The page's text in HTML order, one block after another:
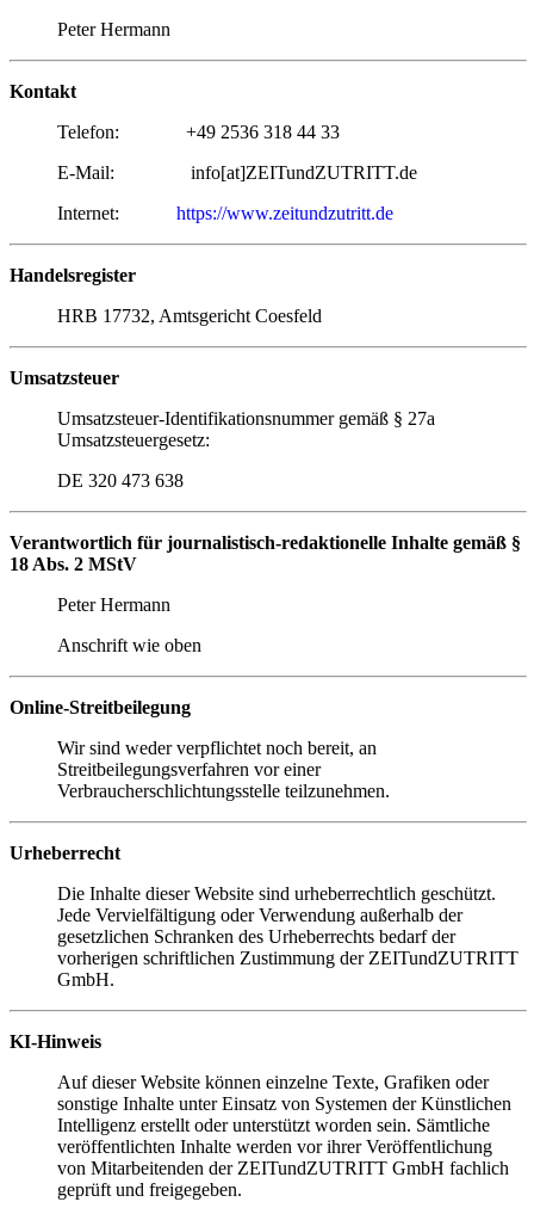
Peter Hermann
Kontakt
Telefon: +49 2536 318 44 33
E-Mail: info[at]ZEITundZUTRITT.de
Internet: https://www.zeitundzutritt.de
Handelsregister
HRB 17732, Amtsgericht Coesfeld
Umsatzsteuer
Umsatzsteuer-Identifikationsnummer gemäß § 27a
Umsatzsteuergesetz:
DE 320 473 638
Verantwortlich für journalistisch-redaktionelle Inhalte gemäß §
18 Abs. 2 MStV
Peter Hermann
Anschrift wie oben
Online-Streitbeilegung
Wir sind weder verpflichtet noch bereit, an
Streitbeilegungsverfahren vor einer
Verbraucherschlichtungsstelle teilzunehmen.
Urheberrecht
Die Inhalte dieser Website sind urheberrechtlich geschützt.
Jede Vervielfältigung oder Verwendung außerhalb der
gesetzlichen Schranken des Urheberrechts bedarf der
vorherigen schriftlichen Zustimmung der ZEITundZUTRITT
GmbH.
KI-Hinweis
Auf dieser Website können einzelne Texte, Grafiken oder
sonstige Inhalte unter Einsatz von Systemen der Künstlichen
Intelligenz erstellt oder unterstützt worden sein. Sämtliche
veröffentlichten Inhalte werden vor ihrer Veröffentlichung
von Mitarbeitenden der ZEITundZUTRITT GmbH fachlich
geprüft und freigegeben.